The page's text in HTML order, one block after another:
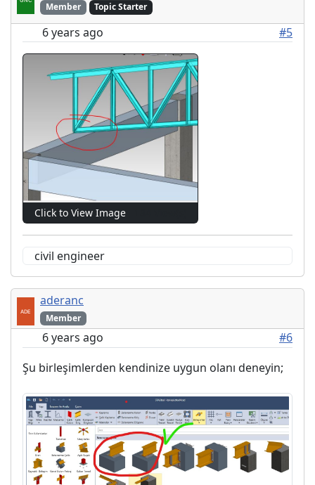
Member Topic Starter
6 years ago #5
Click to View Image
civil engineer
aderanc
Member
6 years ago
#6
Şu birleşimlerden kendinize uygun olanı deneyin;